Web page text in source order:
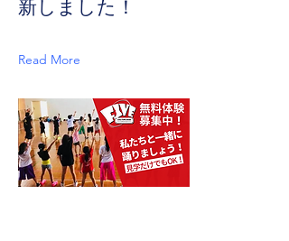
新しました！
Read More